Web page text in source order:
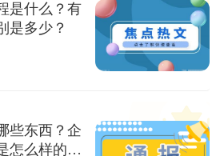
是什么？有
是多少？
些东西？企
怎么样的